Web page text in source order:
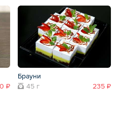
₽
Брауни
45 г
235 ₽